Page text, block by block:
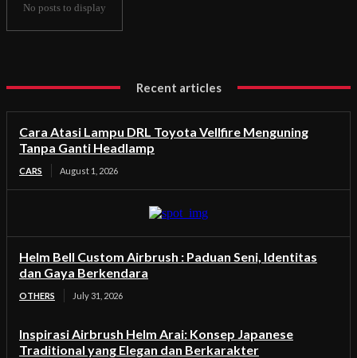
No posts to display
Recent articles
Cara Atasi Lampu DRL Toyota Vellfire Menguning
Tanpa Ganti Headlamp
CARS August 1, 2026
Helm Bell Custom Airbrush : Paduan Seni, Identitas
dan Gaya Berkendara
OTHERS July 31, 2026
Inspirasi Airbrush Helm Arai: Konsep Japanese
Traditional yang Elegan dan Berkarakter